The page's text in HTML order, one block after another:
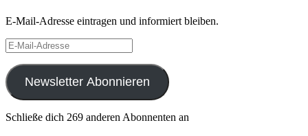
E-Mail-Adresse eintragen und informiert bleiben.
E-
Mail-
Adresse
Newsletter Abonnieren
Schließe dich 269 anderen Abonnenten an